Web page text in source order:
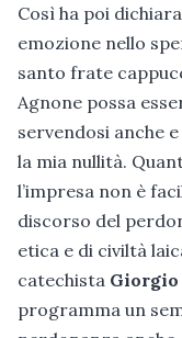
Così ha poi
emozione nello
santo frate
Agnone possa
servendosi anche
la mia nullità.
l’impresa non è
discorso del
etica e di civiltà
catechista Giorgio
programma un